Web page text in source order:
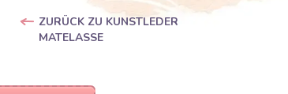
ZURÜCK ZU KUNSTLEDER
MATELASSE